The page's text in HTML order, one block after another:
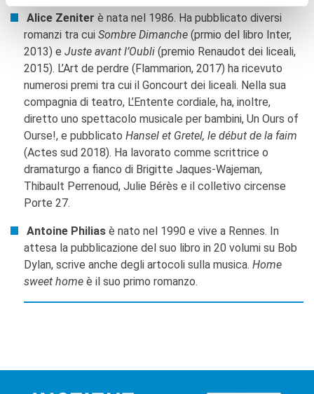
Alice Zeniter è nata nel 1986. Ha pubblicato diversi
romanzi tra cuiSombre Dimanche (prmio del libro Inter,
2013) eJuste avant l’Oubli (premio Renaudot dei liceali,
2015). L’Art de perdre (Flammarion, 2017) ha ricevuto
numerosi premi tra cui il Goncourt dei liceali. Nella sua
compagnia di teatro, L’Entente cordiale, ha, inoltre,
diretto uno spettacolo musicale per bambini, Un Ours of
Ourse!, e pubblicatoHansel et Gretel, le début de la faim
(Actes sud 2018). Ha lavorato comme scrittrice o
dramaturgo a fianco di Brigitte Jaques-Wajeman,
Thibault Perrenoud, Julie Bérès e il colletivo circense
Porte 27.
Antoine Philias è nato nel 1990 e vive a Rennes. In
attesa la pubblicazione del suo libro in 20 volumi su Bob
Dylan, scrive anche degli artocoli sulla musica.Home
sweet home è il suo primo romanzo.